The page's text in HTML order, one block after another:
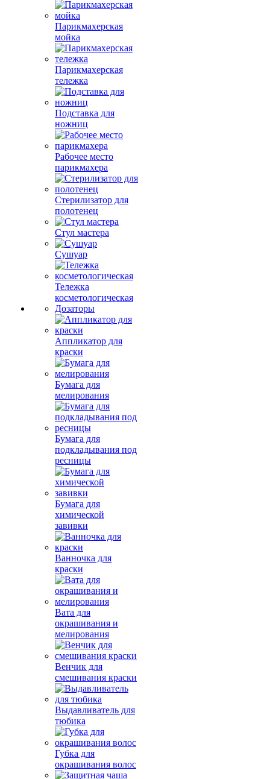
Парикмахерская
мойка
Парикмахерская
тележка
Подставка для
ножниц
Рабочее место
парикмахера
Стерилизатор для
полотенец
Стул мастера
Сушуар
Тележка
косметологическая
Дозаторы
Аппликатор для
краски
Бумага для
мелирования
Бумага для
подкладывания под
ресницы
Бумага для
химической
завивки
Ванночка для
краски
Вата для
окрашивания и
мелирования
Венчик для
смешивания краски
Выдавливатель для
тюбика
Губка для
окрашивания волос